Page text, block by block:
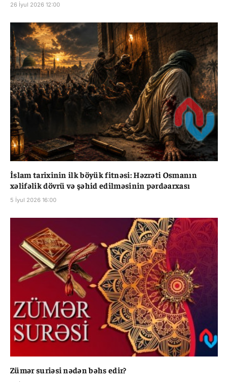
26 İyul 2026 12:00
İslam tarixinin ilk böyük fitnəsi: Həzrəti Osmanın
xəlifəlik dövrü və şəhid edilməsinin pərdəarxası
5 İyul 2026 16:00
Zümər suriəsi nədən bəhs edir?